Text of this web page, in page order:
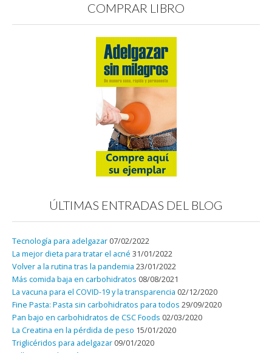
COMPRAR LIBRO
ÚLTIMAS ENTRADAS DEL BLOG
Tecnología para adelgazar 07/02/2022
La mejor dieta para tratar el acné 31/01/2022
Volver a la rutina tras la pandemia 23/01/2022
Más comida baja en carbohidratos 08/08/2021
La vacuna para el COVID-19 y la transparencia 02/12/2020
Fine Pasta: Pasta sin carbohidratos para todos 29/09/2020
Pan bajo en carbohidratos de CSC Foods 02/03/2020
La Creatina en la pérdida de peso 15/01/2020
Triglicéridos para adelgazar 09/01/2020